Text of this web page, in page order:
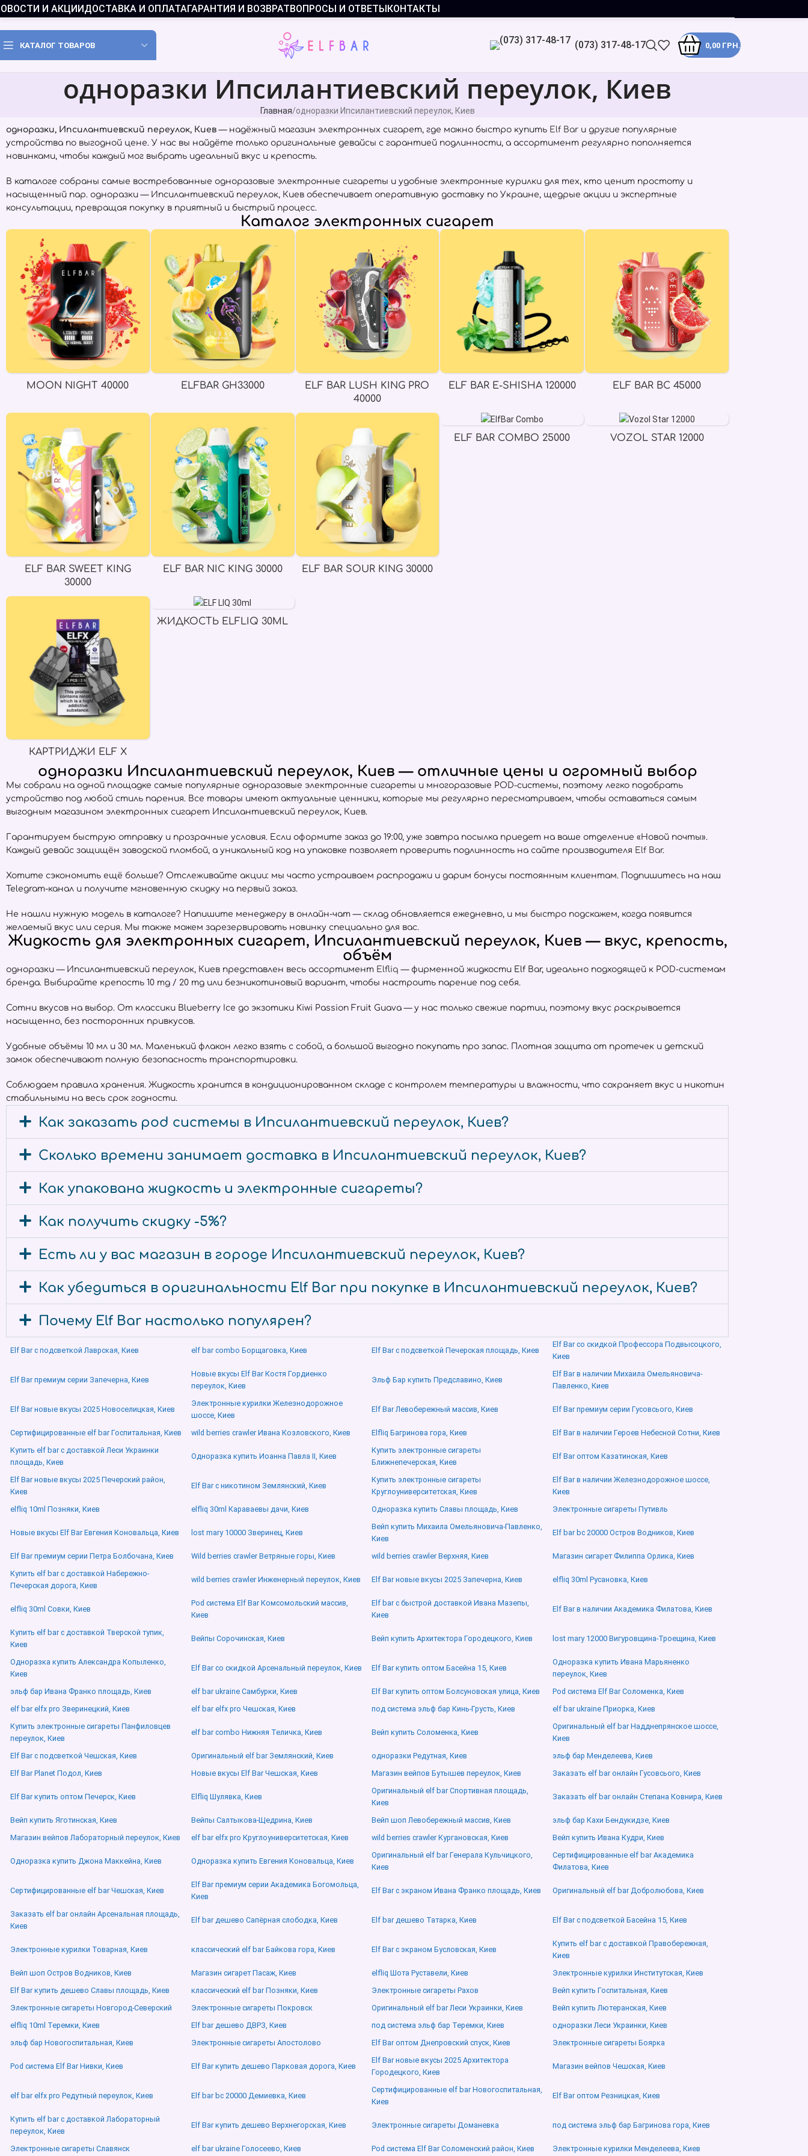
И АКЦИИДОСТАВКА И ОПЛАТАГАРАНТИЯ И ВОЗВРАТВОПРОСЫ И ОТВЕТЫКОНТАКТЫ
КАТАЛОГ ТОВАРОВ (073) 317-48-17 0,00 ГРН.
одноразки Ипсилантиевский переулок, Киев
Главная одноразки Ипсилантиевский переулок, Киев
одноразки, Ипсилантиевский переулок, Киев — надёжный магазин электронных сигарет, где можно быстро купить Elf Bar и другие популярные
устройства по выгодной цене. У нас вы найдёте только оригинальные девайсы с гарантией подлинности, а ассортимент регулярно пополняется
новинками, чтобы каждый мог выбрать идеальный вкус и крепость.
В каталоге собраны самые востребованные одноразовые электронные сигареты и удобные электронные курилки для тех, кто ценит простоту и
насыщенный пар. одноразки — Ипсилантиевский переулок, Киев обеспечивает оперативную доставку по Украине, щедрые акции и экспертные
консультации, превращая покупку в приятный и быстрый процесс.
Каталог электронных сигарет
MOON NIGHT 40000 ELFBAR GH33000
ELF BAR LUSH KING PRO
40000
ELF BAR E-SHISHA 120000 ELF BAR BC 45000
ELF BAR SWEET KING
30000
ELF BAR NIC KING 30000 ELF BAR SOUR KING 30000
ELF BAR COMBO 25000 VOZOL STAR 12000
КАРТРИДЖИ ELF X
ЖИДКОСТЬ ELFLIQ 30ML
одноразки Ипсилантиевский переулок, Киев — отличные цены и огромный выбор
Мы собрали на одной площадке самые популярные одноразовые электронные сигареты и многоразовые POD-системы, поэтому легко подобрать
устройство под любой стиль парения. Все товары имеют актуальные ценники, которые мы регулярно пересматриваем, чтобы оставаться самым
выгодным магазином электронных сигарет Ипсилантиевский переулок, Киев.
Гарантируем быструю отправку и прозрачные условия. Если оформите заказ до 19:00, уже завтра посылка приедет на ваше отделение «Новой почты».
Каждый девайс защищён заводской пломбой, а уникальный код на упаковке позволяет проверить подлинность на сайте производителя Elf Bar.
Хотите сэкономить ещё больше? Отслеживайте акции: мы часто устраиваем распродажи и дарим бонусы постоянным клиентам. Подпишитесь на наш
Telegram-канал и получите мгновенную скидку на первый заказ.
Не нашли нужную модель в каталоге? Напишите менеджеру в онлайн-чат — склад обновляется ежедневно, и мы быстро подскажем, когда появится
желаемый вкус или серия. Мы также можем зарезервировать новинку специально для вас.
Жидкость для электронных сигарет, Ипсилантиевский переулок, Киев — вкус, крепость,
объём
одноразки — Ипсилантиевский переулок, Киев представлен весь ассортимент Elfliq — фирменной жидкости Elf Bar, идеально подходящей к POD-системам
бренда. Выбирайте крепость 10 mg / 20 mg или безникотиновый вариант, чтобы настроить парение под себя.
Сотни вкусов на выбор. От классики Blueberry Ice до экзотики Kiwi Passion Fruit Guava — у нас только свежие партии, поэтому вкус раскрывается
насыщенно, без посторонних привкусов.
Удобные объёмы 10 мл и 30 мл. Маленький флакон легко взять с собой, а большой выгодно покупать про запас. Плотная защита от протечек и детский
замок обеспечивают полную безопасность транспортировки.
Соблюдаем правила хранения. Жидкость хранится в кондиционированном складе с контролем температуры и влажности, что сохраняет вкус и никотин
стабильными на весь срок годности.
Как заказать pod системы в Ипсилантиевский переулок, Киев?
Сколько времени занимает доставка в Ипсилантиевский переулок, Киев?
Как упакована жидкость и электронные сигареты?
Как получить скидку -5%?
Есть ли у вас магазин в городе Ипсилантиевский переулок, Киев?
Как убедиться в оригинальности Elf Bar при покупке в Ипсилантиевский переулок, Киев?
Почему Elf Bar настолько популярен?
Elf Bar с подсветкой Лаврская, Киев elf bar combo Борщаговка, Киев Elf Bar с подсветкой Печерская площадь, Киев
Elf Bar со скидкой Профессора Подвысоцкого,
Киев
Elf Bar премиум серии Запечерна, Киев
Новые вкусы Elf Bar Костя Гордиенко
переулок, Киев
Эльф Бар купить Предславино, Киев
Elf Bar в наличии Михаила Омельяновича-
Павленко, Киев
Elf Bar новые вкусы 2025 Новоселицкая, Киев
Электронные курилки Железнодорожное
шоссе, Киев
Elf Bar Левобережный массив, Киев Elf Bar премиум серии Гусовсього, Киев
Сертифицированные elf bar Госпитальная, Киев wild berries crawler Ивана Козловского, Киев Elfliq Багринова гора, Киев
Elf Bar в наличии Героев Небесной Сотни, Киев
Купить elf bar с доставкой Леси Украинки
площадь, Киев
Одноразка купить Иоанна Павла ІІ, Киев
Купить электронные сигареты
Ближнепечерская, Киев
Elf Bar оптом Казатинская, Киев
Elf Bar новые вкусы 2025 Печерский район,
Киев
Elf Bar с никотином Землянский, Киев
Купить электронные сигареты
Круглоуниверситетская, Киев
Elf Bar в наличии Железнодорожное шоссе,
Киев
elfliq 10ml Позняки, Киев
elfliq 30ml Караваевы дачи, Киев Одноразка купить Славы площадь, Киев Электронные сигареты Путивль
Новые вкусы Elf Bar Евгения Коновальца, Киев lost mary 10000 Зверинец, Киев
Вейп купить Михаила Омельяновича-Павленко,
Киев
Elf bar bc 20000 Остров Водников, Киев
Elf Bar премиум серии Петра Болбочана, Киев Wild berries crawler Ветряные горы, Киев wild berries crawler Верхняя, Киев
Магазин сигарет Филиппа Орлика, Киев
Купить elf bar с доставкой Набережно-
Печерская дорога, Киев
wild berries crawler Инженерный переулок, Киев Elf Bar новые вкусы 2025 Запечерна, Киев elfliq 30ml Русановка, Киев
elfliq 30ml Совки, Киев
Pod система Elf Bar Комсомольский массив,
Киев
Elf bar с быстрой доставкой Ивана Мазепы,
Киев
Elf Bar в наличии Академика Филатова, Киев
Купить elf bar с доставкой Тверской тупик,
Киев
Вейпы Сорочинская, Киев Вейп купить Архитектора Городецкого, Киев lost mary 12000 Вигуровщина-Троещина, Киев
Одноразка купить Александра Копыленко,
Киев
Elf Bar со скидкой Арсенальный переулок, Киев Elf Bar купить оптом Басейна 15, Киев
Одноразка купить Ивана Марьяненко
переулок, Киев
эльф бар Ивана Франко площадь, Киев
elf bar ukraine Самбурки, Киев Elf Bar купить оптом Болсуновская улица, Киев
Pod система Elf Bar Соломенка, Киев
elf bar elfx pro Зверинецкий, Киев
elf bar elfx pro Чешская, Киев под система эльф бар Кинь-Грусть, Киев
elf bar ukraine Приорка, Киев
Купить электронные сигареты Панфиловцев
переулок, Киев
elf bar combo Нижняя Теличка, Киев Вейп купить Соломенка, Киев
Оригинальный elf bar Надднепрянское шоссе,
Киев
Elf Bar с подсветкой Чешская, Киев
Оригинальный elf bar Землянский, Киев одноразки Редутная, Киев
эльф бар Менделеева, Киев
Elf Bar Planet Подол, Киев
Новые вкусы Elf Bar Чешская, Киев Магазин вейпов Бутышев переулок, Киев Заказать elf bar онлайн Гусовсього, Киев
Elf Bar купить оптом Печерск, Киев Elfliq Шулявка, Киев
Оригинальный elf bar Спортивная площадь,
Киев
Заказать elf bar онлайн Степана Ковнира, Киев
Вейп купить Яготинская, Киев Вейпы Салтыкова-Щедрина, Киев Вейп шоп Левобережный массив, Киев
эльф бар Кахи Бендукидзе, Киев
Магазин вейпов Лабораторный переулок, Киев
elf bar elfx pro Круглоуниверситетская, Киев wild berries crawler Кургановская, Киев Вейп купить Ивана Кудри, Киев
Одноразка купить Джона Маккейна, Киев Одноразка купить Евгения Коновальца, Киев
Оригинальный elf bar Генерала Кульчицкого,
Киев
Сертифицированные elf bar Академика
Филатова, Киев
Сертифицированные elf bar Чешская, Киев
Elf Bar премиум серии Академика Богомольца,
Киев
Elf Bar с экраном Ивана Франко площадь, Киев Оригинальный elf bar Добролюбова, Киев
Заказать elf bar онлайн Арсенальная площадь,
Киев
Elf bar дешево Сапёрная слободка, Киев Elf bar дешево Татарка, Киев Elf Bar с подсветкой Басейна 15, Киев
Электронные курилки Товарная, Киев классический elf bar Байкова гора, Киев Elf Bar с экраном Бусловская, Киев
Купить elf bar с доставкой Правобережная,
Киев
Вейп шоп Остров Водников, Киев
Магазин сигарет Пасаж, Киев elfliq Шота Руставели, Киев
Электронные курилки Институтская, Киев
Elf Bar купить дешево Славы площадь, Киев
классический elf bar Позняки, Киев Электронные сигареты Рахов
Вейп купить Госпитальная, Киев
Электронные сигареты Новгород-Северский
Электронные сигареты Покровск Оригинальный elf bar Леси Украинки, Киев
Вейп купить Лютеранская, Киев
elfliq 10ml Теремки, Киев
Elf bar дешево ДВРЗ, Киев под система эльф бар Теремки, Киев
одноразки Леси Украинки, Киев
эльф бар Новогоспитальная, Киев
Электронные сигареты Апостолово Elf Bar оптом Днепровский спуск, Киев Электронные сигареты Боярка
Pod система Elf Bar Нивки, Киев Elf Bar купить дешево Парковая дорога, Киев
Elf Bar новые вкусы 2025 Архитектора
Городецкого, Киев
Магазин вейпов Чешская, Киев
elf bar elfx pro Редутный переулок, Киев Elf bar bc 20000 Демиевка, Киев
Сертифицированные elf bar Новогоспитальная,
Киев
Elf Bar оптом Резницкая, Киев
Купить elf bar с доставкой Лабораторный
переулок, Киев
Elf Bar купить дешево Верхнегорская, Киев Электронные сигареты Доманевка под система эльф бар Багринова гора, Киев
Электронные сигареты Славянск elf bar ukraine Голосеево, Киев Pod система Elf Bar Соломенский район, Киев Электронные курилки Менделеева, Киев